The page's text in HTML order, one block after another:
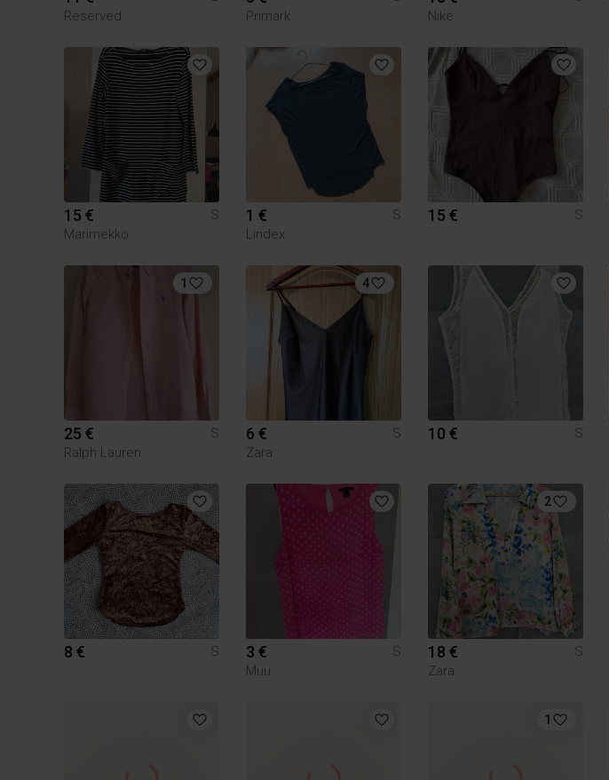
Reserved
Primark
Nike
15 €
S
Marimekko
1 €
S
Lindex
15 € S
1
25 €
S
Ralph Lauren
4
6 €
S
Zara
10 € S
8 € S 3 €
S
Muu
2
18 €
S
Zara
1